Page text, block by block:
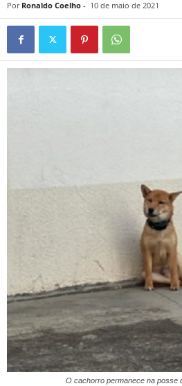
Por Ronaldo Coelho - 10 de maio de 2021
O cachorro permanece na posse